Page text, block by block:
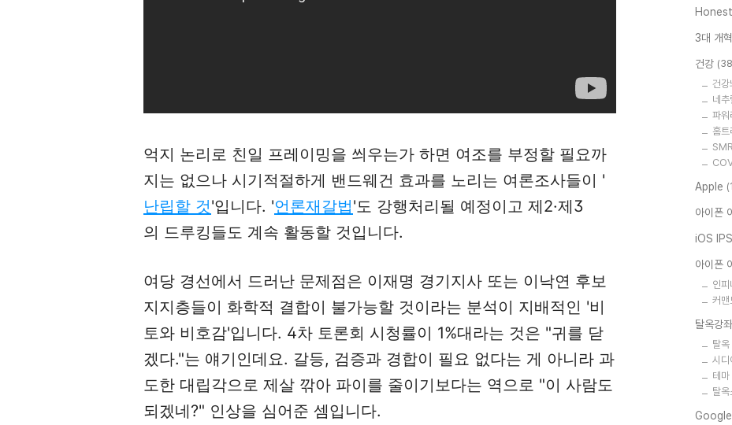
억지 논리로 친일 프레이밍을 씌우는가 하면 여조를 부정할 필요까
지는 없으나 시기적절하게 밴드웨건 효과를 노리는 여론조사들이 '
난립할 것'입니다. '언론재갈법'도 강행처리될 예정이고 제2·제3
의 드루킹들도 계속 활동할 것입니다.
여당 경선에서 드러난 문제점은 이재명 경기지사 또는 이낙연 후보
지지층들이 화학적 결합이 불가능할 것이라는 분석이 지배적인 '비
토와 비호감'입니다. 4차 토론회 시청률이 1%대라는 것은 "귀를 닫
겠다."는 얘기인데요. 갈등, 검증과 경합이 필요 없다는 게 아니라 과
도한 대립각으로 제살 깎아 파이를 줄이기보다는 역으로 "이 사람도
되겠네?" 인상을 심어준 셈입니다.
3대 개혁
건강
건강
네추
파워
홈트
SMR
Apple
아이폰
iOS
아이폰
인
커맨
탈옥강좌
탈옥
시디
테마
탈옥
Google